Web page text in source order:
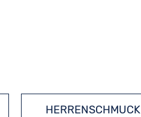
HERRENSCHMUCK